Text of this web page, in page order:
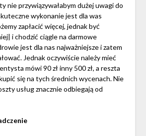
nie przywiązywałabym dużej uwagi do
wykonanie jest dla was
zapłacić więcej, jednak być
i chodzić ciągle na darmowe
jest dla nas najważniejsze i zatem
Jednak oczywiście należy mieć
mówi 90 zł inny 500 zł, a reszta
się na tych średnich wycenach. Nie
usług znacznie odbiegają od